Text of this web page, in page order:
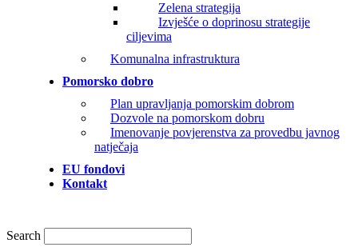
Zelena strategija
Izvješće o doprinosu strategije
ciljevima
Komunalna infrastruktura
Pomorsko dobro
Plan upravljanja pomorskim dobrom
Dozvole na pomorskom dobru
Imenovanje povjerenstva za provedbu javnog
natječaja
EU fondovi
Kontakt
Search